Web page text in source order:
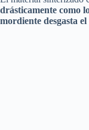
drásticamente como
mordiente desgasta